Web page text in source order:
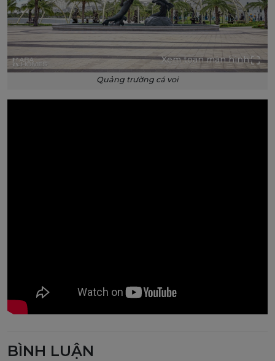
Xem toàn màn hình
Quảng trường cá voi
BÌNH LUẬN